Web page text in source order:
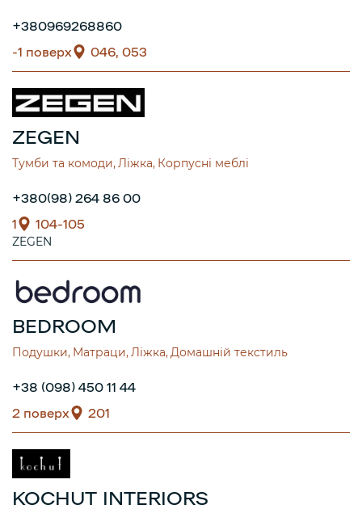
+380969268860
-1 поверх
046, 053
ZEGEN
Тумби та комоди Ліжка Корпусні меблі
+380(98) 264 86 00
1
104-105
ZEGEN
BEDROOM
Подушки Матраци Ліжка Домашній текстиль
+38 (098) 450 11 44
2 поверх
201
KOCHUT INTERIORS